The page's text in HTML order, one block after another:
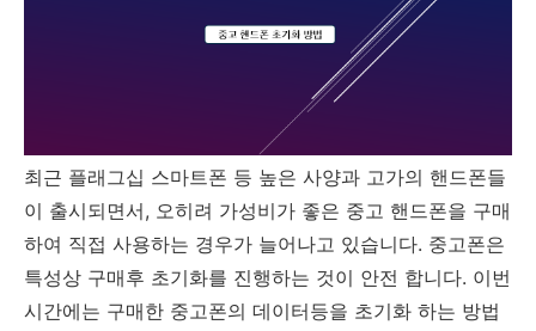
최근 플래그십 스마트폰 등 높은 사양과 고가의 핸드폰들
이 출시되면서, 오히려 가성비가 좋은 중고 핸드폰을 구매
하여 직접 사용하는 경우가 늘어나고 있습니다. 중고폰은
특성상 구매후 초기화를 진행하는 것이 안전 합니다. 이번
시간에는 구매한 중고폰의 데이터등을 초기화 하는 방법